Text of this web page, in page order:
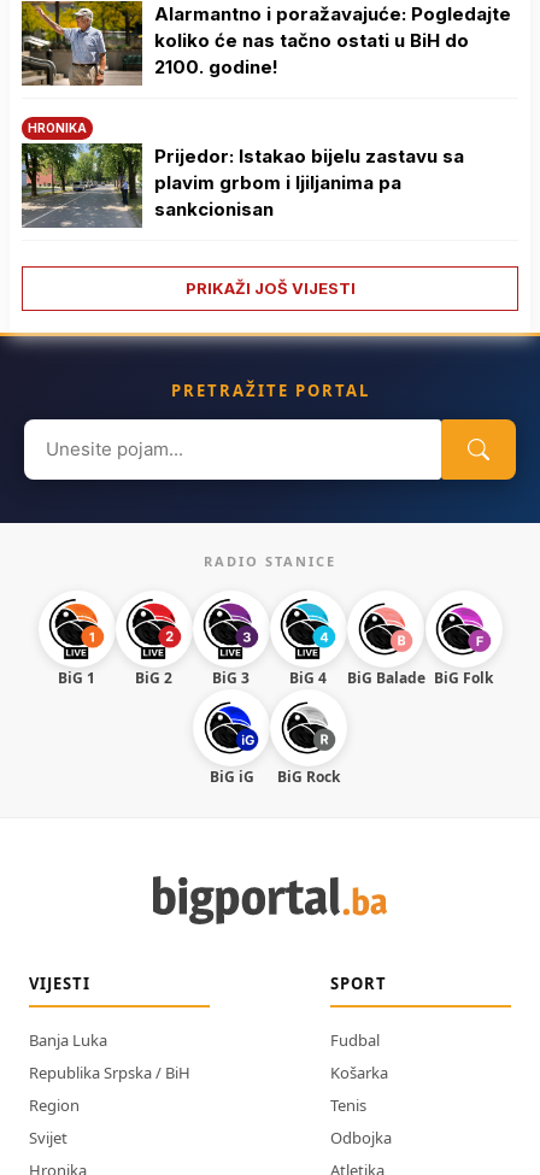
Alarmantno i poražavajuće: Pogledajte
koliko će nas tačno ostati u BiH do
2100. godine!
HRONIKA
Prijedor: Istakao bijelu zastavu sa
plavim grbom i ljiljanima pa
sankcionisan
PRIKAŽI JOŠ VIJESTI
PRETRAŽITE PORTAL
Search
for:
RADIO STANICE
BiG 1 BiG 2 BiG 3 BiG 4 BiG Balade BiG Folk
BiG iG BiG Rock
VIJESTI
Banja Luka
Republika Srpska / BiH
Region
Svijet
Hronika
SPORT
Fudbal
Košarka
Tenis
Odbojka
Atletika